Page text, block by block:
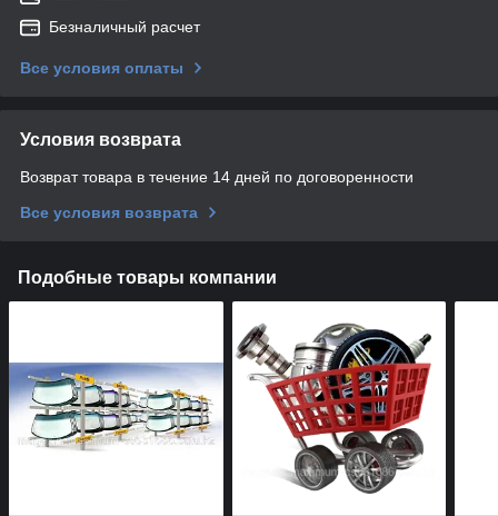
Безналичный расчет
Все условия оплаты
Условия возврата
Возврат товара в течение 14 дней по договоренности
Все условия возврата
Подобные товары компании